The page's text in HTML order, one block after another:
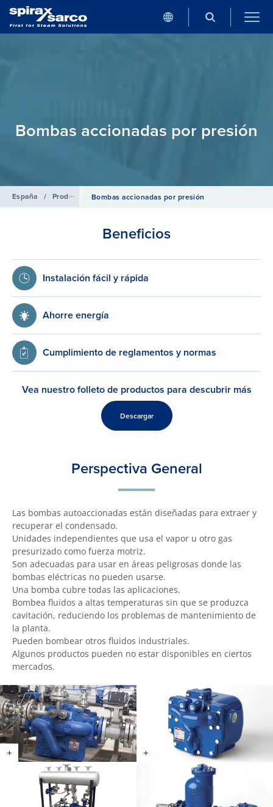
Bombas accionadas por presión
España / Productos / Bombas de condensado y recuperación de
Bombas accionadas por presión
Beneficios
Instalación fácil y rápida
Ahorre energía
Cumplimiento de reglamentos y normas
Vea nuestro folleto de productos para descubrir más
Descargar
Perspectiva General
Las bombas autoaccionadas están diseñadas para extraer y
recuperar el condensado.
Unidades independientes que usa el vapor u otro gas
presurizado como fuerza motriz.
Son adecuadas para usar en áreas peligrosas donde las
bombas eléctricas no pueden usarse.
Una bomba cubre todas las aplicaciones.
Bombea fluidos a altas temperaturas sin que se produzca
cavitación, reduciendo los problemas de mantenimiento de
la planta.
Pueden bombear otros fluidos industriales.
Algunos productos pueden no estar disponibles en ciertos
mercados.